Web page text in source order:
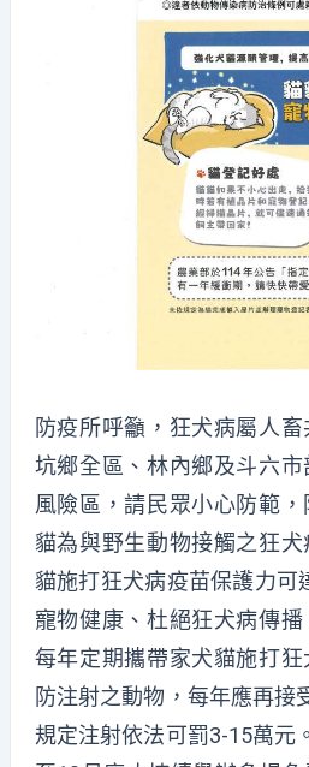
防疫所呼籲，狂犬病屬人
坑鄉全區、林內鄉及斗六
風險區，請民眾小心防範
貓為與野生動物接觸之狂
貓施打狂犬病疫苗保護力可
寵物健康、杜絕狂犬病傳播
每年定期攜帶家犬貓施打
防注射之動物，每年應再接
規定注射依法可罰3-15萬元